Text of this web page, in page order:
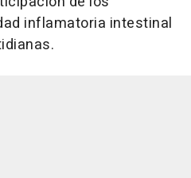
inflamatoria intestinal